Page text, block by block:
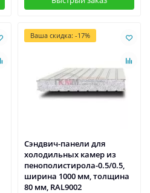
Ваша скидка: -17%
Сэндвич-панели для
холодильных камер из
пенополистирола-0.5/0.5,
ширина 1000 мм, толщина
80 мм, RAL9002